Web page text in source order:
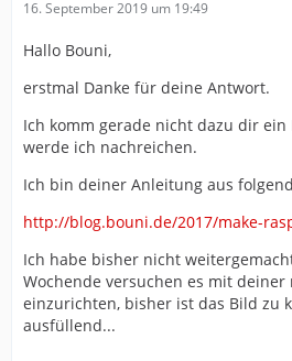
16. September 2019 um 19:49
Hallo Bouni,
erstmal Danke für deine Antwort.
Ich komm gerade nicht dazu dir ein
werde ich nachreichen.
Ich bin deiner Anleitung aus
http://blog.bouni.de/2017/make-
Ich habe bisher nicht
Wochende versuchen es mit
einzurichten, bisher ist das Bild zu
ausfüllend...